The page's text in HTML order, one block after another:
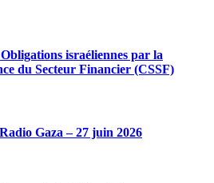
israéliennes par la
du Secteur Financier (CSSF)
Gaza – 27 juin 2026